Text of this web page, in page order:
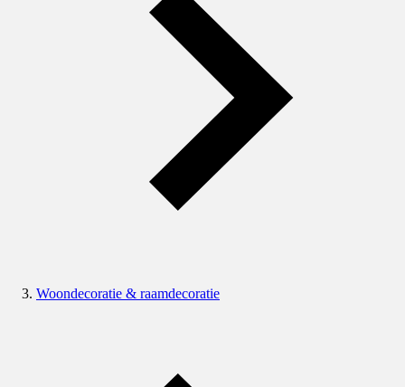
Woondecoratie & raamdecoratie